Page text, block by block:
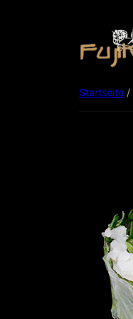
Startseite /